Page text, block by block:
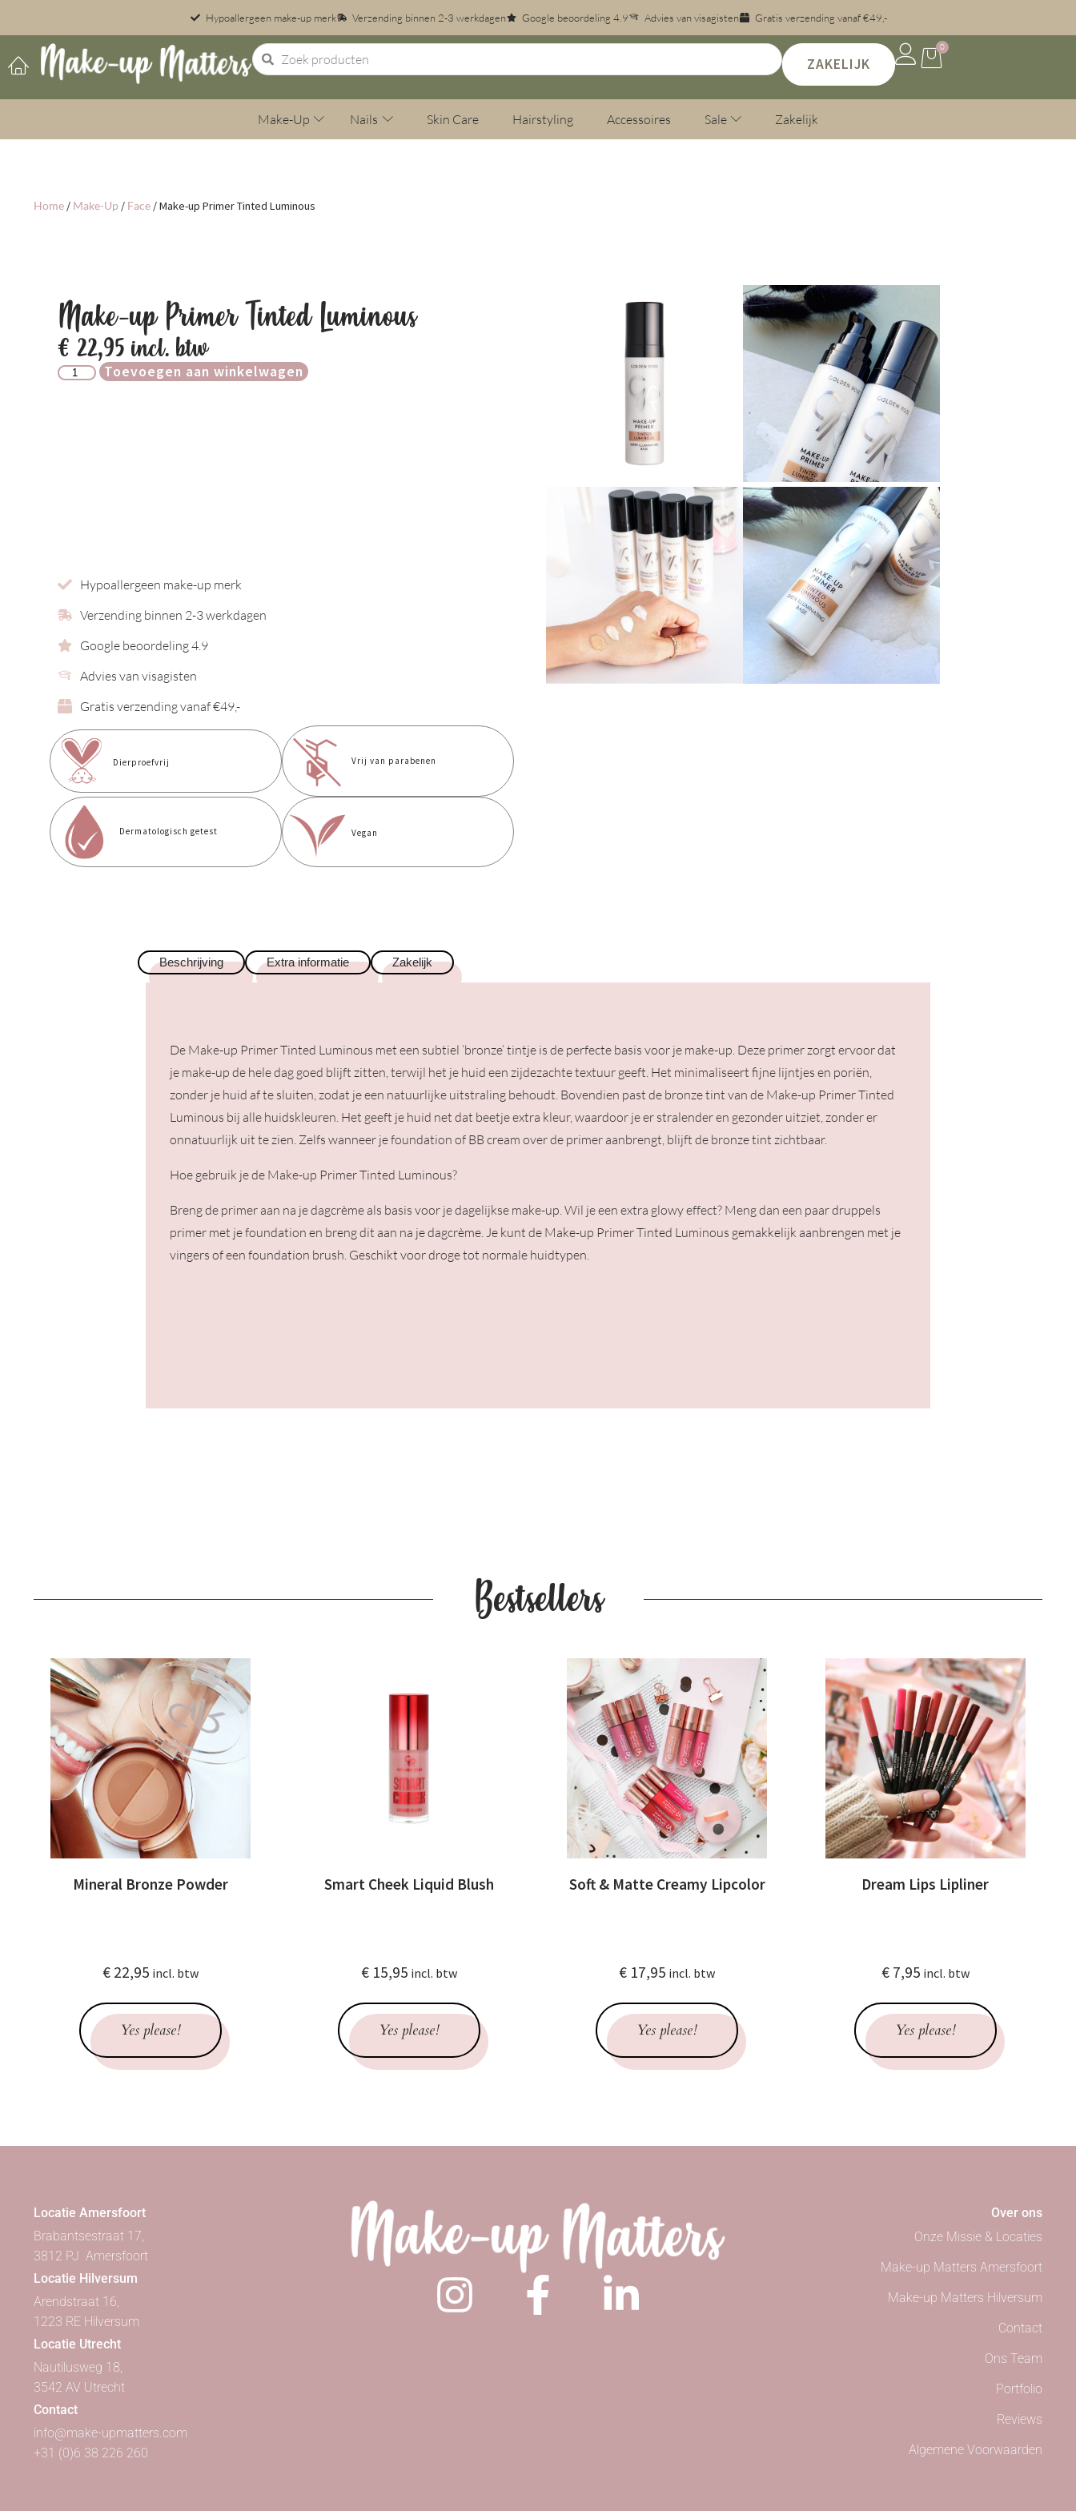
Hypoallergeen make-up merk Verzending binnen 2-3 werkdagen Google beoordeling 4.9 Advies van visagisten Gratis verzending vanaf €49,-
ZAKELIJK
0
Make-Up Nails Skin Care Hairstyling Accessoires Sale Zakelijk
Home / Make-Up / Face / Make-up Primer Tinted Luminous
Make-up Primer Tinted Luminous
€22,95 incl. btw
Toevoegen aan winkelwagen
Hypoallergeen make-up merk
Verzending binnen 2-3 werkdagen
Google beoordeling 4.9
Advies van visagisten
Gratis verzending vanaf €49,-
Dierproefvrij Vrij van parabenen
Dermatologisch getest Vegan
Beschrijving Extra informatie Zakelijk
De Make-up Primer Tinted Luminous met een subtiel ‘bronze’ tintje is de perfecte basis voor je make-up. Deze primer zorgt ervoor dat
je make-up de hele dag goed blijft zitten, terwijl het je huid een zijdezachte textuur geeft. Het minimaliseert fijne lijntjes en poriën,
zonder je huid af te sluiten, zodat je een natuurlijke uitstraling behoudt. Bovendien past de bronze tint van de Make-up Primer Tinted
Luminous bij alle huidskleuren. Het geeft je huid net dat beetje extra kleur, waardoor je er stralender en gezonder uitziet, zonder er
onnatuurlijk uit te zien. Zelfs wanneer je foundation of BB cream over de primer aanbrengt, blijft de bronze tint zichtbaar.
Hoe gebruik je de Make-up Primer Tinted Luminous?
Breng de primer aan na je dagcrème als basis voor je dagelijkse make-up. Wil je een extra glowy effect? Meng dan een paar druppels
primer met je foundation en breng dit aan na je dagcrème. Je kunt de Make-up Primer Tinted Luminous gemakkelijk aanbrengen met je
vingers of een foundation brush. Geschikt voor droge tot normale huidtypen.
Bestsellers
Mineral Bronze Powder
€ 22,95 incl. btw
Yes please!
Smart Cheek Liquid Blush
€15,95 incl. btw
Yes please!
Soft & Matte Creamy Lipcolor
€ 17,95 incl. btw
Yes please!
Dream Lips Lipliner
€7,95 incl. btw
Yes please!
Locatie Amersfoort
Brabantsestraat 17,
3812 PJ Amersfoort
Locatie Hilversum
Arendstraat 16,
1223 RE Hilversum
Locatie Utrecht
Nautilusweg 18,
3542 AV Utrecht
Contact
info@make-upmatters.com
+31 (0)6 38 226 260
Over ons
Onze Missie & Locaties
Make-up Matters Amersfoort
Make-up Matters Hilversum
Contact
Ons Team
Portfolio
Reviews
Algemene Voorwaarden